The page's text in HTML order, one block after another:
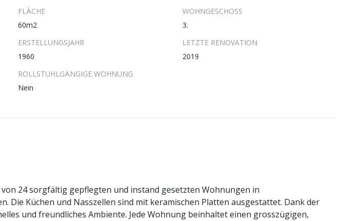
FLÄCHE
60m2
WOHNGESCHOSS
3.
ERSTELLUNGSJAHR
1960
LETZTE RENOVATION
2019
ROLLSTUHLGÄNGIGE WOHNUNG
Nein
24 sorgfältig gepflegten und instand gesetzten Wohnungen in
Die Küchen und Nasszellen sind mit keramischen Platten ausgestattet. Dank der
und freundliches Ambiente. Jede Wohnung beinhaltet einen grosszügigen,